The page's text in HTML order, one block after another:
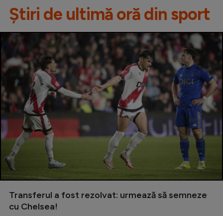
Știri de ultimă oră din sport
Transferul a fost rezolvat: urmează să semneze
cu Chelsea!